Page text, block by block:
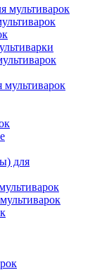
мультиварок
мультиварок
для